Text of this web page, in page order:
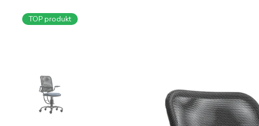
TOP produkt